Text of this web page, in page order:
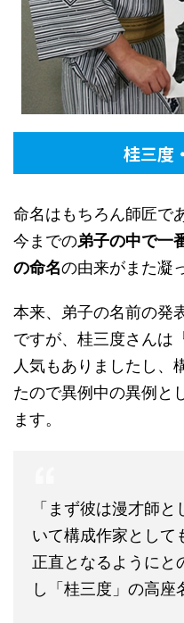
桂三度
命名はもちろん師匠で
今までの弟子の中で一
の命名の由来がまた凝
本来、弟子の名前の発
ですが、桂三度さんは
人気もありましたし、
たので異例中の異例と
ます。
「まず彼は漫才師
いて構成作家として
正直となるようにと
し「桂三度」の高座